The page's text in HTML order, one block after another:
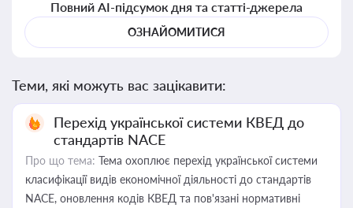
Повний AI-підсумок дня та статті-джерела
ОЗНАЙОМИТИСЯ
Теми, які можуть вас зацікавити:
Перехід української системи КВЕД до
стандартів NACE
Про що тема: Тема охоплює перехід української системи
класифікації видів економічної діяльності до стандартів
NACE, оновлення кодів КВЕД та пов'язані нормативні